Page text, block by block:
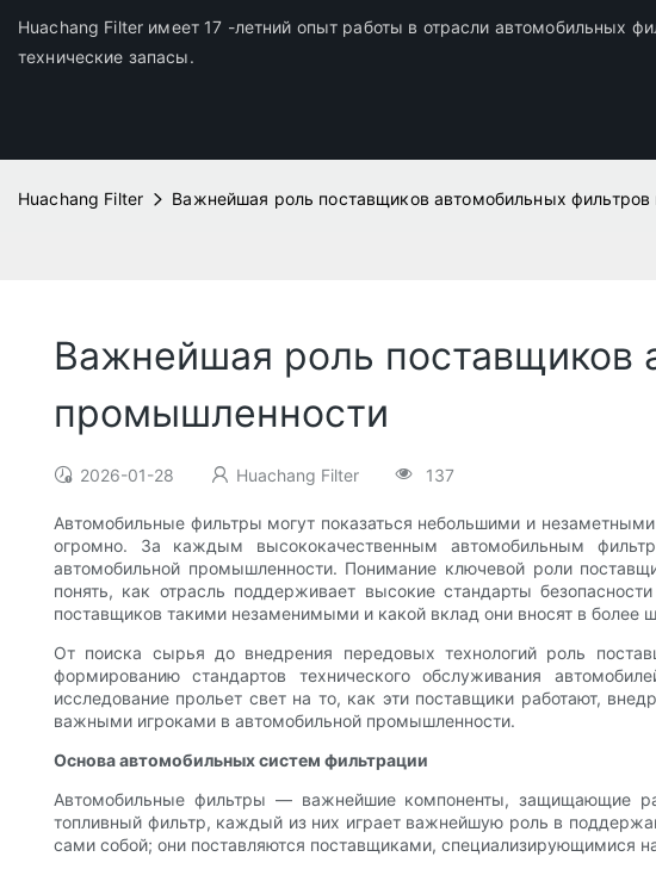
Huachang Filter имеет 17 -летний опыт работы в отрасли автомобильных
технические запасы.
Huachang Filter Важнейшая роль поставщиков автомобильных
Важнейшая роль поставщиков
промышленности
2026-01-28 Huachang Filter 137
Автомобильные фильтры могут показаться небольшими и
огромно. За каждым высококачественным автомобильным
автомобильной промышленности. Понимание ключевой роли
понять, как отрасль поддерживает высокие стандарты
поставщиков такими незаменимыми и какой вклад они вносят в
От поиска сырья до внедрения передовых технологий роль
формированию стандартов технического обслуживания
исследование прольет свет на то, как эти поставщики работают,
важными игроками в автомобильной промышленности.
Основа автомобильных систем фильтрации
Автомобильные фильтры — важнейшие компоненты, защищающие
топливный фильтр, каждый из них играет важнейшую роль в
сами собой; они поставляются поставщиками, специализирующимися